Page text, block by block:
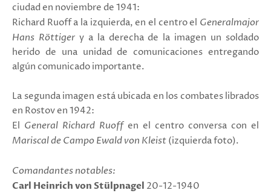
ciudad en noviembre de 1941:
Richard Ruoff a la izquierda, en el centro el Generalmajor
Hans Röttigery a la derecha de la imagen un soldado
herido de una unidad de comunicaciones entregando
algún comunicado importante.
La segunda imagen está ubicada en los combates librados
en Rostov en 1942:
El General Richard Ruoff en el centro conversa con el
Mariscal de Campo Ewald von Kleist (izquierda foto).
Comandantes notables:
Carl Heinrich von Stülpnagel 20-12-1940